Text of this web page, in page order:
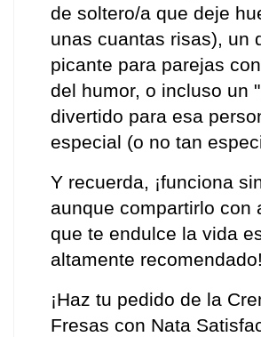
de soltero/a que deje
unas cuantas risas), un
picante para parejas
del humor, o incluso un
divertido para esa
especial (o no tan
Y recuerda, ¡funciona
aunque compartirlo con
que te endulce la vida
altamente
¡Haz tu pedido de la
Fresas con Nata